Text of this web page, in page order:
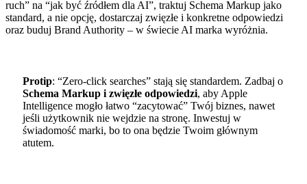
ruch” na “jak być źródłem dla AI”, traktuj Schema Markup jako
standard, a nie opcję, dostarczaj zwięzłe i konkretne odpowiedzi
oraz buduj Brand Authority – w świecie AI marka wyróżnia.
Protip: “Zero-click searches” stają się standardem. Zadbaj o
Schema Markup i zwięzłe odpowiedzi, aby Apple
Intelligence mogło łatwo “zacytować” Twój biznes, nawet
jeśli użytkownik nie wejdzie na stronę. Inwestuj w
świadomość marki, bo to ona będzie Twoim głównym
atutem.